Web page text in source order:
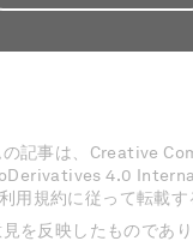
の記事は、Creative
4.0
用規約に従って転載す
を反映したものであ